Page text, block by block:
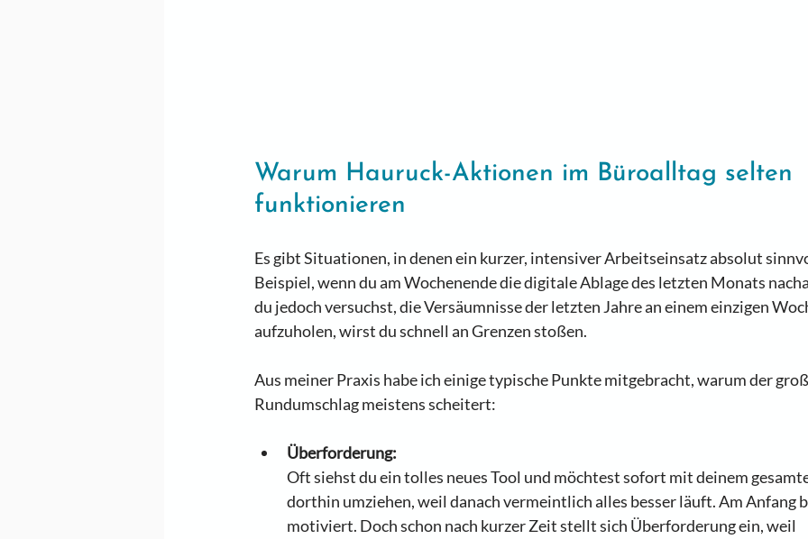
Warum Hauruck-Aktionen im Büroalltag selten
funktionieren
Es gibt Situationen, in denen ein kurzer, intensiver Arbeitseinsatz absolut
Beispiel, wenn du am Wochenende die digitale Ablage des letzten Monats
du jedoch versuchst, die Versäumnisse der letzten Jahre an einem einzigen
aufzuholen, wirst du schnell an Grenzen stoßen.
Aus meiner Praxis habe ich einige typische Punkte mitgebracht, warum der
Rundumschlag meistens scheitert:
Überforderung:
Oft siehst du ein tolles neues Tool und möchtest sofort mit deinem
dorthin umziehen, weil danach vermeintlich alles besser läuft. Am Anfang
motiviert. Doch schon nach kurzer Zeit stellt sich Überforderung ein, weil